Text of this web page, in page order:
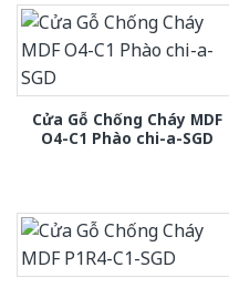
Cửa Gỗ Chống Cháy MDF
O4-C1 Phào chi-a-SGD